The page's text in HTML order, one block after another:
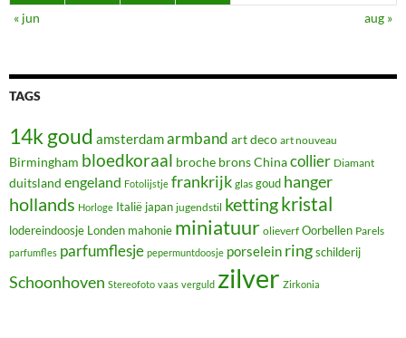
« jun aug »
TAGS
14k goud amsterdamarmband art deco art nouveau
Birmingham bloedkoraal broche bronsChinacollier Diamant
duitsland engeland Fotolijstje frankrijk glas goud hanger
hollands Horloge Italië japan jugendstil kettingkristal
lodereindoosje Londen mahonie miniatuur olieverf Oorbellen Parels
parfumfles parfumflesje pepermuntdoosje porselein ringschilderij
Schoonhoven Stereofoto vaas verguld zilver Zirkonia